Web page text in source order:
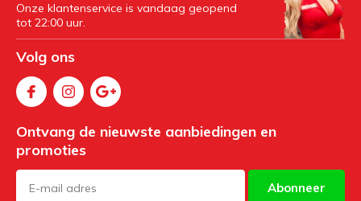
Onze klantenservice is vandaag geopend
tot 22:00 uur.
Volg ons
Ontvang de nieuwste aanbiedingen en
promoties
Abonneer